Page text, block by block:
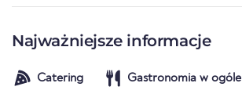
Najważniejsze informacje
Catering Gastronomia w ogóle